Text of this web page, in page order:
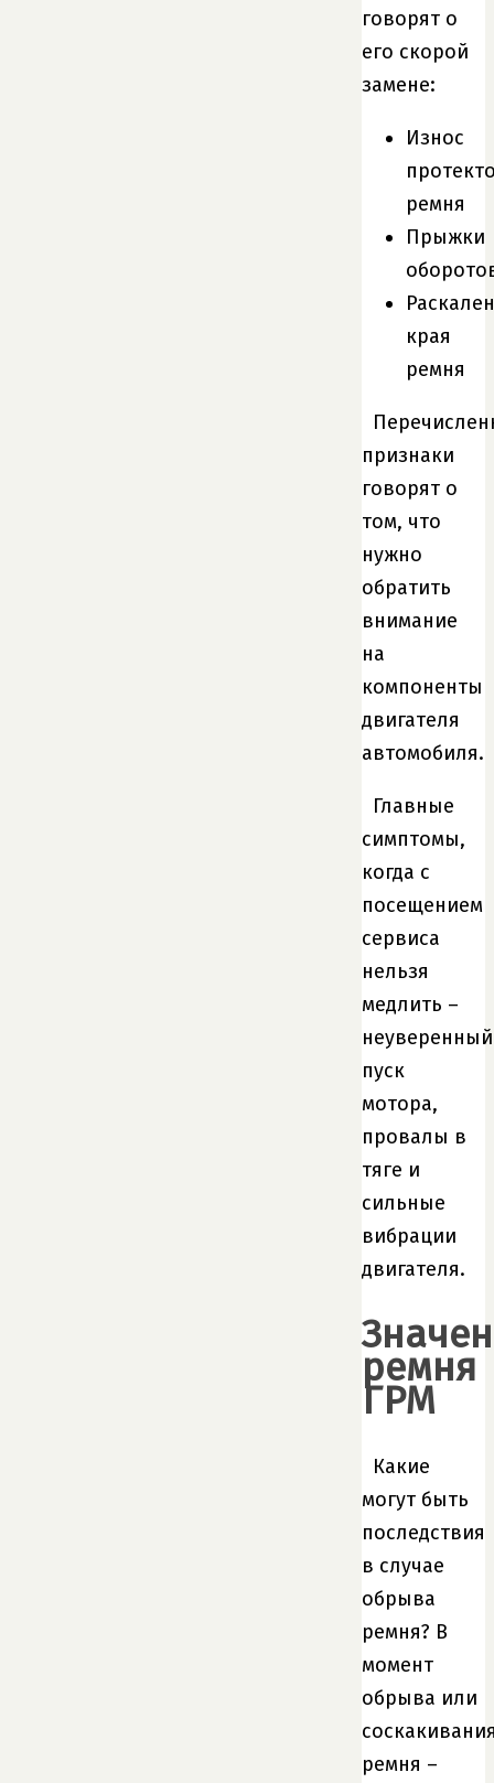
говорят о
его скорой
замене:
Износ
ремня
Прыжки
края
ремня
признаки
говорят о
том, что
нужно
обратить
внимание
на
компоненты
двигателя
автомобиля.
Главные
симптомы,
когда с
посещением
сервиса
нельзя
медлить –
неуверенный
пуск
мотора,
провалы в
тяге и
сильные
вибрации
двигателя.
ремня
ГРМ
Какие
могут быть
последствия
в случае
обрыва
ремня? В
момент
обрыва или
ремня –